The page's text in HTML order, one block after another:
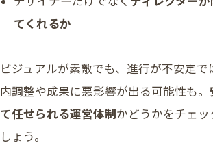
てくれるか
ビジュアルが素敵でも、進行が不安定で
内調整や成果に悪影響が出る可能性も。
て任せられる運営体制かどうかをチェッ
しょう。